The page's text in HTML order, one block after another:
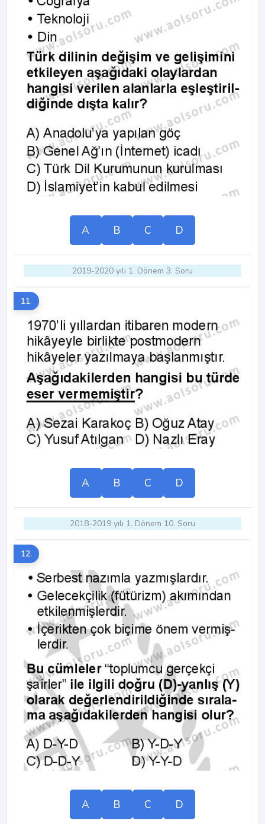
A B C D
2019-2020 yılı 1. Dönem 3. Soru
11.
A B C D
2018-2019 yılı 1. Dönem 10. Soru
12.
A B C D